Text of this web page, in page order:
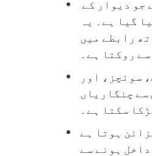
گیا ہے۔ یہ
رابطے میں
روکتا ہے۔
سوئچز، اور
چنگاریاں
سکتا ہے۔
ہوتا ہے
ہونے سے